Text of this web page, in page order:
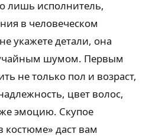
лишь исполнитель,
в человеческом
укажете детали, она
шумом. Первым
не только пол и возраст,
цвет волос,
эмоцию. Скупое
даст вам